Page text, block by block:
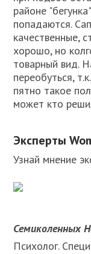
районе
попадаются.
качественные,
хорошо, но
товарный вид.
переобуться,
пятно такое
может кто
Эксперты
Узнай мнение
Семиколенных
Психолог.